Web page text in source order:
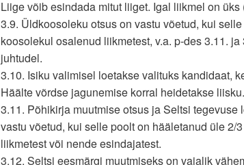
Liige võib esindada mitut liiget. Igal liikmel on üks
3.9. Üldkoosoleku otsus on vastu võetud, kui
koosolekul osalenud liikmetest, v.a. p-des 3.11. ja
juhtudel.
3.10. Isiku valimisel loetakse valituks kandidaat,
Häälte võrdse jagunemise korral heidetakse liisku.
3.11. Põhikirja muutmise otsus ja Seltsi tegevuse
vastu võetud, kui selle poolt on hääletanud üle 2/
liikmetest või nende esindajatest.
3.12. Seltsi eesmärgi muutmiseks on vajalik